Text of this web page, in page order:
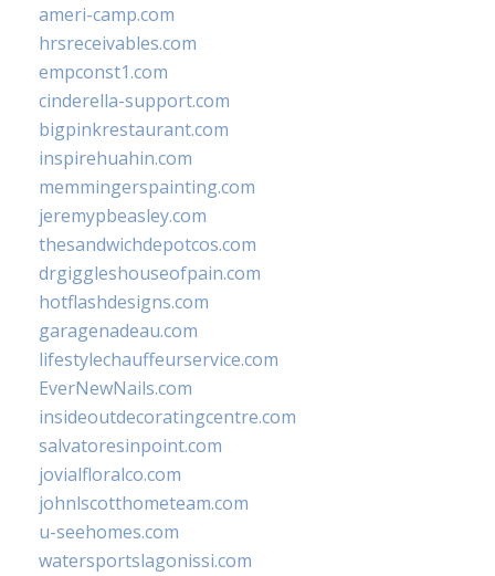
ameri-camp.com
hrsreceivables.com
empconst1.com
cinderella-support.com
bigpinkrestaurant.com
inspirehuahin.com
memmingerspainting.com
jeremypbeasley.com
thesandwichdepotcos.com
drgiggleshouseofpain.com
hotflashdesigns.com
garagenadeau.com
lifestylechauffeurservice.com
EverNewNails.com
insideoutdecoratingcentre.com
salvatoresinpoint.com
jovialfloralco.com
johnlscotthometeam.com
u-seehomes.com
watersportslagonissi.com